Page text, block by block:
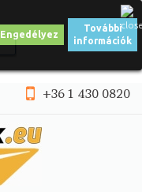
+36 1 430 0820
Engedélyez
További
információk